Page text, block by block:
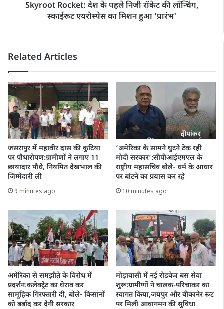
Skyroot Rocket: देश के पहले निजी रॉकेट की लॉन्चिंग,
स्काईरूट एयरोस्पेस का मिशन हुआ 'प्रारंभ'
Related Articles
जसरापुर में महावीर दास की कुटिया
पर पौधारोपण:ग्रामीणों ने लगाए 11
छायादार पौधे, नियमित देखभाल की
जिम्मेदारी ली
9 minutes ago
‘अमेरिका के सामने घुटने टेक रही
मोदी सरकार’:सीपीआईएमएल के
राष्ट्रीय महासचिव बोले- धर्म के आधार
पर बांटने का प्रयास कर रहे
10 minutes ago
अमेरिका से समझौते के विरोध में
प्रदर्शन:कलेक्ट्रेट का घेराव कर
सामूहिक गिरफ्तारी दी, बोले- किसानों
को बर्बाद कर देगी सरकार
मोड़ावासी में नई रोडवेज बस सेवा
शुरू:ग्रामीणों ने चालक-परिचाकर का
स्वागत किया,जयपुर और बीकानेर रूट
पर मिली आवागमन की सुविधा